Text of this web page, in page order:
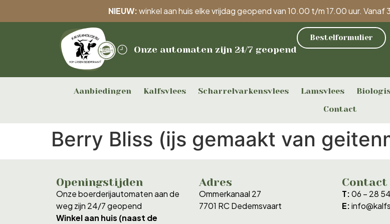
NIEUW:winkel aan huis elke vrijdag geopend van 10.00 t/m 17.00 uur.
Onze automaten zijn 24/7 geopend
Bestelformulier
Aanbiedingen Kalfsvlees Scharrelvarkensvlees Lamsvlees
Contact
Berry Bliss (ijs gemaakt van
Openingstijden
Onze boerderijautomaten aan de
weg zijn 24/7 geopend
Winkel aan huis (naast de
Adres
Ommerkanaal 27
7701 RC Dedemsvaart
Contact
T:06 – 28
E: